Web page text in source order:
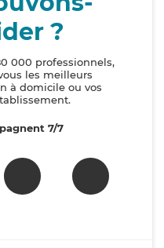
?
000 professionnels,
les meilleurs
à domicile ou vos
7/7